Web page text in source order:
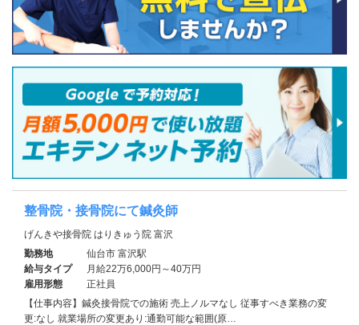
整骨院・接骨院にて鍼灸師
げんきや接骨院 はりきゅう院 富沢
勤務地
仙台市 富沢駅
給与タイプ
月給22万6,000円～40万円
雇用形態
正社員
【仕事内容】鍼灸接骨院での施術 売上ノルマなし 従事すべき業務の変
更:なし 就業場所の変更あり:通勤可能な範囲(原…